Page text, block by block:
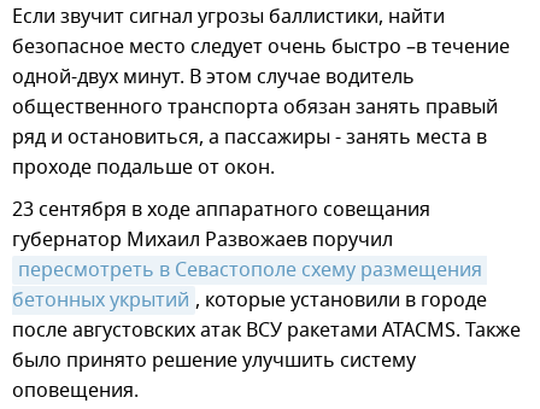
Если звучит сигнал угрозы баллистики, найти
безопасное место следует очень быстро –в течение
одной-двух минут. В этом случае водитель
общественного транспорта обязан занять правый
ряд и остановиться, а пассажиры - занять места в
проходе подальше от окон.
23 сентября в ходе аппаратного совещания
губернатор Михаил Развожаев поручил
пересмотреть в Севастополе схему размещения
бетонных укрытий , которые установили в городе
после августовских атак ВСУ ракетами ATACMS. Также
было принято решение улучшить систему
оповещения.